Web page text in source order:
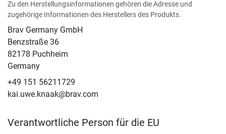
Zu den Herstellungsinformationen gehören die Adresse und
zugehörige Informationen des Herstellers des Produkts.
Brav Germany GmbH
Benzstraße 36
82178 Puchheim
Germany
+49 151 56211729
kai.uwe.knaak@brav.com
Verantwortliche Person für die EU